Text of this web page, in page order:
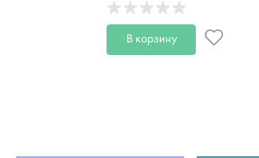
В корзину